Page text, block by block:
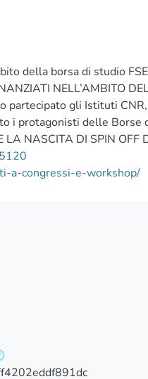
della borsa di studio
NELL’AMBITO
partecipato gli Istituti
i protagonisti delle Borse
LA NASCITA DI SPIN
a-congressi-e-workshop/